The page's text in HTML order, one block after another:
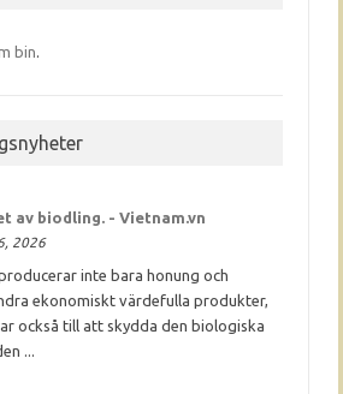
bin.
av biodling . - Vietnam.vn
2026
inte bara honung och
ekonomiskt värdefulla produkter,
också till att skydda den biologiska
...